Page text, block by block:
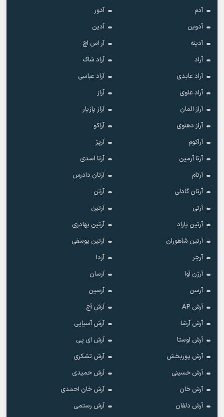
آدم
آدور
آدوین
آدین
آدینه
آر اس اچ
آراد
آراد شاک
آراد عابدی
آراد عباسی
آراد علوی
آراز
آراز المان
آراز پازیار
آراز دهنوی
آراکو
آراکوم
آرپژ
آرتا آرمین
آرتا اسدی
آرتام
آرتان دادرس
آرتان گادلی
آرتن
آرتی
آرتین
آرتین باراد
آرتین بهادری
آرتین شاهوران
آرتین یوسفی
آرچر
آردا
آرژن آوا
آرسان
آرسن
آرسین
آرش AP
آرش آج
آرش آرشا
آرش آسیایی
آرش اوستا
آرش ای پی
آرش پوربخش
آرش تشکری
آرش حسینی
آرش حمیدی
آرش خان
آرش خان احمدی
آرش دلفان
آرش رستمى